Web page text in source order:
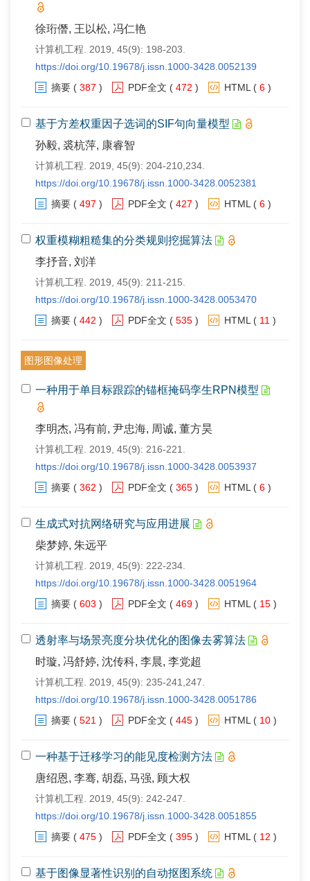
徐珩僭, 王以松, 冯仁艳
计算机工程. 2019, 45(9): 198-203.
https://doi.org/10.19678/j.issn.1000-3428.0052139
摘要 ( 387 ) PDF全文 ( 472 ) HTML ( 6 )
基于方差权重因子选词的SIF句向量模型
孙毅, 裘杭萍, 康睿智
计算机工程. 2019, 45(9): 204-210,234.
https://doi.org/10.19678/j.issn.1000-3428.0052381
摘要 ( 497 ) PDF全文 ( 427 ) HTML ( 6 )
权重模糊粗糙集的分类规则挖掘算法
李抒音, 刘洋
计算机工程. 2019, 45(9): 211-215.
https://doi.org/10.19678/j.issn.1000-3428.0053470
摘要 ( 442 ) PDF全文 ( 535 ) HTML ( 11 )
图形图像处理
一种用于单目标跟踪的锚框掩码孪生RPN模型
李明杰, 冯有前, 尹忠海, 周诚, 董方昊
计算机工程. 2019, 45(9): 216-221.
https://doi.org/10.19678/j.issn.1000-3428.0053937
摘要 ( 362 ) PDF全文 ( 365 ) HTML ( 6 )
生成式对抗网络研究与应用进展
柴梦婷, 朱远平
计算机工程. 2019, 45(9): 222-234.
https://doi.org/10.19678/j.issn.1000-3428.0051964
摘要 ( 603 ) PDF全文 ( 469 ) HTML ( 15 )
透射率与场景亮度分块优化的图像去雾算法
时璇, 冯舒婷, 沈传科, 李晨, 李党超
计算机工程. 2019, 45(9): 235-241,247.
https://doi.org/10.19678/j.issn.1000-3428.0051786
摘要 ( 521 ) PDF全文 ( 445 ) HTML ( 10 )
一种基于迁移学习的能见度检测方法
唐绍恩, 李骞, 胡磊, 马强, 顾大权
计算机工程. 2019, 45(9): 242-247.
https://doi.org/10.19678/j.issn.1000-3428.0051855
摘要 ( 475 ) PDF全文 ( 395 ) HTML ( 12 )
基于图像显著性识别的自动抠图系统